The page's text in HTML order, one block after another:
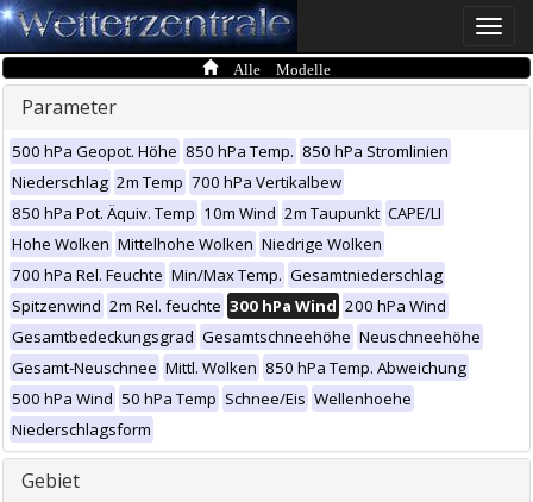
Toggle
Alle Modelle
Parameter
500 hPa Geopot. Höhe 850 hPa Temp. 850 hPa Stromlinien
Niederschlag 2m Temp 700 hPa Vertikalbew
850 hPa Pot. Äquiv. Temp 10m Wind 2m Taupunkt CAPE/LI
Hohe Wolken Mittelhohe Wolken Niedrige Wolken
700 hPa Rel. Feuchte Min/Max Temp. Gesamtniederschlag
Spitzenwind 2m Rel. feuchte 300 hPa Wind 200 hPa Wind
Gesamtbedeckungsgrad Gesamtschneehöhe Neuschneehöhe
Gesamt-Neuschnee Mittl. Wolken 850 hPa Temp. Abweichung
500 hPa Wind 50 hPa Temp Schnee/Eis Wellenhoehe
Niederschlagsform
Gebiet